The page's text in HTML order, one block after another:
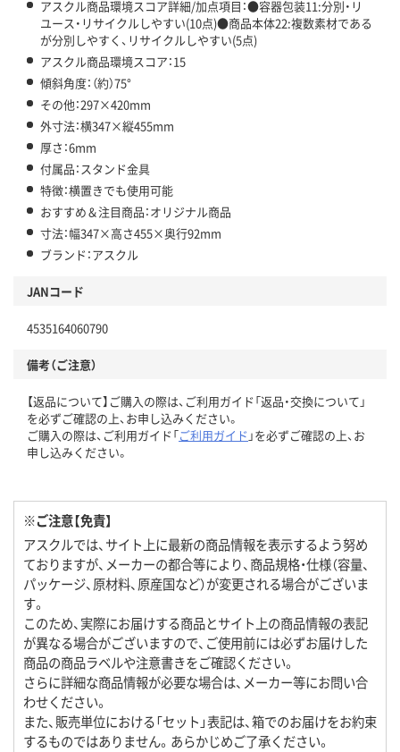
アスクル商品環境スコア詳細/加点項目：●容器包装11:分別・リ
ユース・リサイクルしやすい(10点)●商品本体22:複数素材である
が分別しやすく、リサイクルしやすい(5点)
アスクル商品環境スコア：15
傾斜角度：（約）75°
その他：297×420mm
外寸法：横347×縦455mm
厚さ：6mm
付属品：スタンド金具
特徴：横置きでも使用可能
おすすめ＆注目商品：オリジナル商品
寸法：幅347×高さ455×奥行92mm
ブランド：アスクル
JANコード
4535164060790
備考（ご注意）
【返品について】ご購入の際は、ご利用ガイド「返品・交換について」
を必ずご確認の上、お申し込みください。
ご購入の際は、ご利用ガイド「ご利用ガイド 」を必ずご確認の上、お
申し込みください。
※ご注意【免責】
アスクルでは、サイト上に最新の商品情報を表示するよう努め
ておりますが、メーカーの都合等により、商品規格・仕様（容量、
パッケージ、原材料、原産国など）が変更される場合がございま
す。
このため、実際にお届けする商品とサイト上の商品情報の表記
が異なる場合がございますので、ご使用前には必ずお届けした
商品の商品ラベルや注意書きをご確認ください。
さらに詳細な商品情報が必要な場合は、メーカー等にお問い合
わせください。
また、販売単位における「セット」表記は、箱でのお届けをお約束
するものではありません。あらかじめご了承ください。